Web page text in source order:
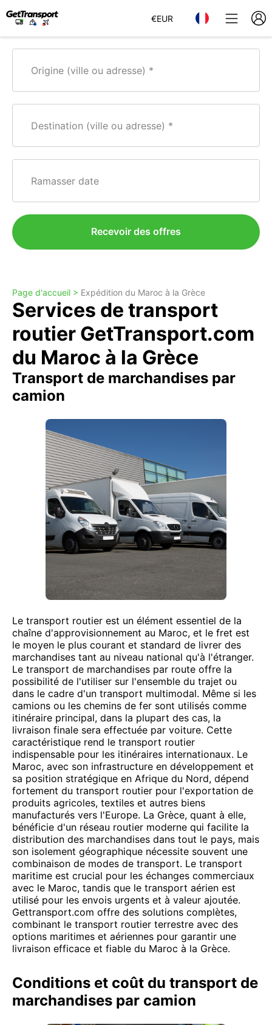
€EUR
Origine (ville ou adresse)
Destination (ville ou adresse)
Ramasser date
Recevoir des offres
Page d'accueil > Expédition du Maroc à la Grèce
Services de transport
routier GetTransport.com
du Maroc à la Grèce
Transport de marchandises par
camion
Le transport routier est un élément essentiel de la
chaîne d'approvisionnement au Maroc, et le fret est
le moyen le plus courant et standard de livrer des
marchandises tant au niveau national qu'à l'étranger.
Le transport de marchandises par route offre la
possibilité de l'utiliser sur l'ensemble du trajet ou
dans le cadre d'un transport multimodal. Même si les
camions ou les chemins de fer sont utilisés comme
itinéraire principal, dans la plupart des cas, la
livraison finale sera effectuée par voiture. Cette
caractéristique rend le transport routier
indispensable pour les itinéraires internationaux. Le
Maroc, avec son infrastructure en développement et
sa position stratégique en Afrique du Nord, dépend
fortement du transport routier pour l'exportation de
produits agricoles, textiles et autres biens
manufacturés vers l'Europe. La Grèce, quant à elle,
bénéficie d'un réseau routier moderne qui facilite la
distribution des marchandises dans tout le pays, mais
son isolement géographique nécessite souvent une
combinaison de modes de transport. Le transport
maritime est crucial pour les échanges commerciaux
avec le Maroc, tandis que le transport aérien est
utilisé pour les envois urgents et à valeur ajoutée.
Gettransport.com offre des solutions complètes,
combinant le transport routier terrestre avec des
options maritimes et aériennes pour garantir une
livraison efficace et fiable du Maroc à la Grèce.
Conditions et coût du transport de
marchandises par camion